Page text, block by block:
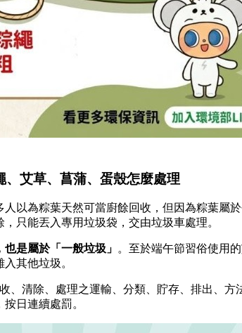
、艾草、菖蒲、蛋殼怎麼處理
人以為粽葉天然可當廚餘回收，但因為粽葉屬
只能丟入專用垃圾袋，交由垃圾車處理。
是屬於「一般垃圾」 。至於端午節習俗使用
其他垃圾。
、清除、處理之運輸、分類、貯存、排出、方
日連續處罰。